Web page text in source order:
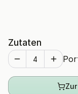
Zutaten